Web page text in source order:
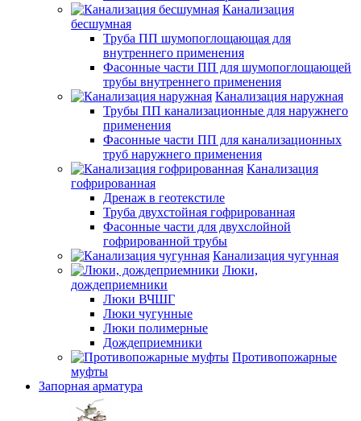
Канализация
бесшумная
Труба ПП шумопоглощающая для
внутреннего применения
Фасонные части ПП для шумопоглощающей
трубы внутреннего применения
Канализация наружная
Трубы ПП канализационные для наружнего
применения
Фасонные части ПП для канализационных
труб наружнего применения
Канализация
гофрированная
Дренаж в геотекстиле
Труба двухстойная гофрированная
Фасонные части для двухслойной
гофрированной трубы
Канализация чугунная
Люки,
дождеприемники
Люки ВЧШГ
Люки чугунные
Люки полимерные
Дождеприемники
Противопожарные
муфты
Запорная арматура